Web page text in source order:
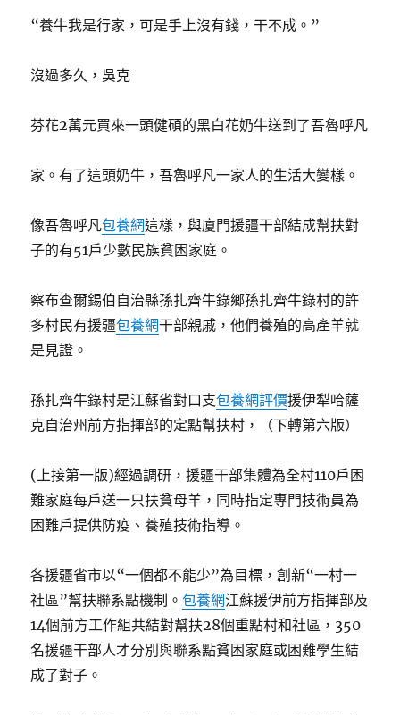
“養牛我是行家，可是手上沒有錢，干不成。”
沒過多久，吳克
芬花2萬元買來一頭健碩的黑白花奶牛送到了吾魯呼凡
家。有了這頭奶牛，吾魯呼凡一家人的生活大變樣。
像吾魯呼凡包養網這樣，與廈門援疆干部結成幫扶對
子的有51戶少數民族貧困家庭。
察布查爾錫伯自治縣孫扎齊牛錄鄉孫扎齊牛錄村的許
多村民有援疆包養網干部親戚，他們養殖的高產羊就
是見證。
孫扎齊牛錄村是江蘇省對口支包養網評價援伊犁哈薩
克自治州前方指揮部的定點幫扶村，（下轉第六版）
(上接第一版)經過調研，援疆干部集體為全村110戶困
難家庭每戶送一只扶貧母羊，同時指定專門技術員為
困難戶提供防疫、養殖技術指導。
各援疆省市以“一個都不能少”為目標，創新“一村一
社區”幫扶聯系點機制。包養網江蘇援伊前方指揮部及
14個前方工作組共結對幫扶28個重點村和社區，350
名援疆干部人才分別與聯系點貧困家庭或困難學生結
成了對子。